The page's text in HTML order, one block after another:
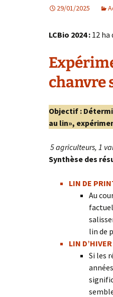
29/01/2025
LCBio 2024 : 12 ha
chanvre
Objectif :
au lin»,
5 agriculteurs, 1
Synthèse des
LIN DE
Au
lin de
LIN D’HIVER
Si les